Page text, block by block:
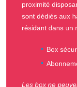
proximité
sont dédiés aux
résidant dans un
Box
Les box ne